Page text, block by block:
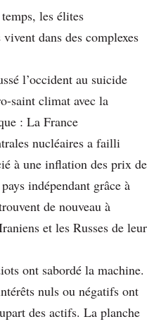
les élites
dans des complexes
l’occident au suicide
saint climat avec la
: La France
nucléaires a failli
à une inflation des prix de
indépendant grâce à
de nouveau à
et les Russes de leur
ont sabordé la machine.
nuls ou négatifs ont
des actifs. La planche